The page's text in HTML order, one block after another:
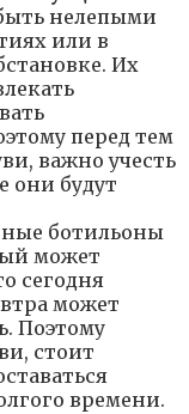
нелепыми
или в
Их
перед тем
важно учесть
они будут
ботильоны
может
сегодня
может
Поэтому
стоит
времени.